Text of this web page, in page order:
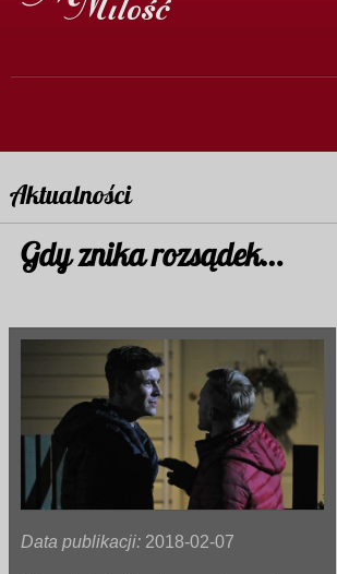
Aktualności
Gdy znika rozsądek…
Data publikacji: 2018-02-07